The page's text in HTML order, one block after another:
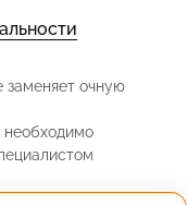
заменяет очную
необходимо